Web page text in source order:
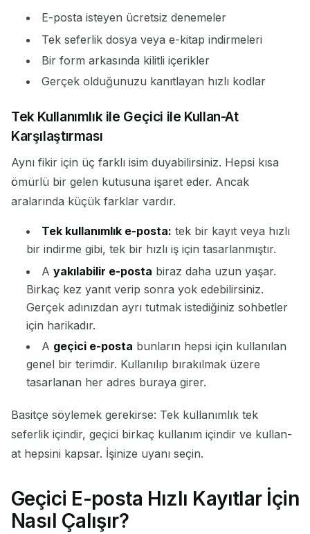
Gelen e-postaları bekliyor...
E-posta isteyen ücretsiz denemeler
Tek seferlik dosya veya e-kitap indirmeleri
Bir form arkasında kilitli içerikler
Gerçek olduğunuzu kanıtlayan hızlı kodlar
Tek Kullanımlık ile Geçici ile Kullan-At
Karşılaştırması
Aynı fikir için üç farklı isim duyabilirsiniz. Hepsi kısa
ömürlü bir gelen kutusuna işaret eder. Ancak
aralarında küçük farklar vardır.
Tek kullanımlık e-posta: tek bir kayıt veya hızlı
bir indirme gibi, tek bir hızlı iş için tasarlanmıştır.
Ayakılabilir e-posta biraz daha uzun yaşar.
Birkaç kez yanıt verip sonra yok edebilirsiniz.
Gerçek adınızdan ayrı tutmak istediğiniz sohbetler
için harikadır.
A geçici e-posta bunların hepsi için kullanılan
genel bir terimdir. Kullanılıp bırakılmak üzere
tasarlanan her adres buraya girer.
Basitçe söylemek gerekirse: Tek kullanımlık tek
seferlik içindir, geçici birkaç kullanım içindir ve kullan-
at hepsini kapsar. İşinize uyanı seçin.
Geçici E-posta Hızlı Kayıtlar İçin
Nasıl Çalışır?